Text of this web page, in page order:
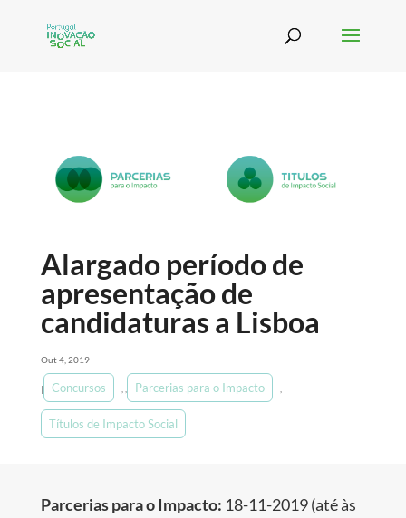
Alargado período de
apresentação de
candidaturas a Lisboa
Out 4, 2019
| Concursos Parcerias para o Impacto
Títulos de Impacto Social
Parcerias para o Impacto: 18-11-2019 (até às